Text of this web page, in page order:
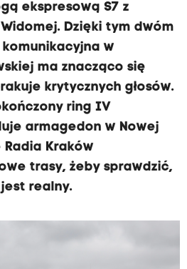
ekspresową S7 z
Dzięki tym dwóm
w
ma znacząco się
krytycznych głosów.
ring IV
armagedon w Nowej
Radia Kraków
trasy, żeby sprawdzić,
realny.